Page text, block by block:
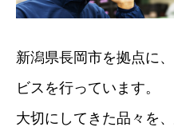
新潟県長岡市を拠点に
ビスを行っています。
大切にしてきた品々を